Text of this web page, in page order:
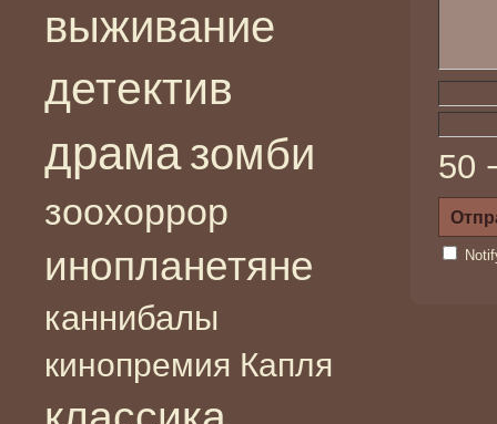
выживание
детектив
драма зомби
зоохоррор
инопланетяне
каннибалы
кинопремия Капля
50